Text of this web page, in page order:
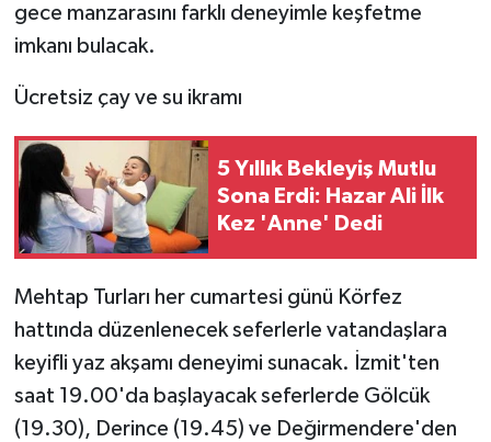
gece manzarasını farklı deneyimle keşfetme
imkanı bulacak.
Ücretsiz çay ve su ikramı
5 Yıllık Bekleyiş Mutlu
Sona Erdi: Hazar Ali İlk
Kez 'Anne' Dedi
Mehtap Turları her cumartesi günü Körfez
hattında düzenlenecek seferlerle vatandaşlara
keyifli yaz akşamı deneyimi sunacak. İzmit'ten
saat 19.00'da başlayacak seferlerde Gölcük
(19.30), Derince (19.45) ve Değirmendere'den